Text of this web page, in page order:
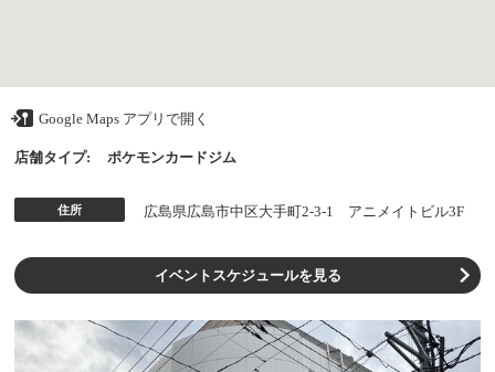
Google Maps アプリで開く
店舗タイプ: ポケモンカードジム
住所 広島県広島市中区大手町2-3-1 アニメイトビル3F
イベントスケジュールを見る